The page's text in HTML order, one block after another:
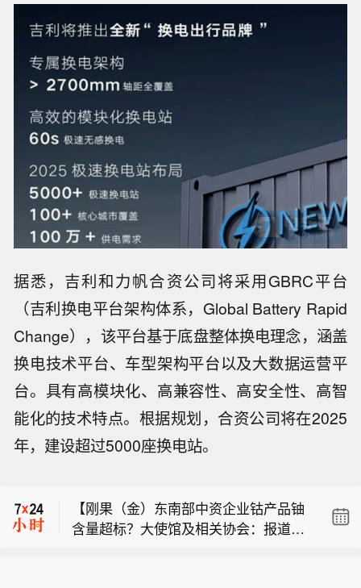
据悉，吉利和力帆合资公司将采用GBRC平台
（吉利换电平台架构体系，Global Battery Rapid
Change），该平台基于底盘整体换电理念，涵盖
换电技术平台、车型架构平台以及大数据运营平
台。具有高模块化、高兼容性、高安全性、高智
能化的技术特点。根据规划，合资公司将在2025
年，建设超过5000座换电站。
击乌克兰港口基础设施与海军舰艇。
【刚果（金）东南部中资企业钴产品铀
含量超标？大使馆及相关协会：报道不